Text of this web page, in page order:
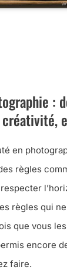
:
en
règles
règles qui
que vous
encore
faire.